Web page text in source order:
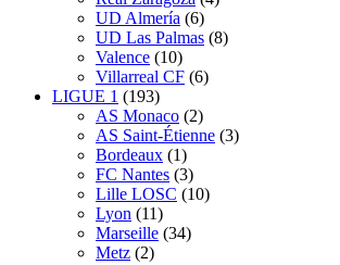
UD Almería (6)
UD Las Palmas (8)
Valence (10)
Villarreal CF (6)
LIGUE 1 (193)
AS Monaco (2)
AS Saint-Étienne (3)
Bordeaux (1)
FC Nantes (3)
Lille LOSC (10)
Lyon (11)
Marseille (34)
Metz (2)